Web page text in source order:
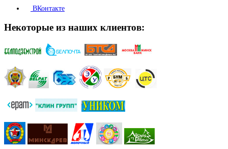
ВКонтакте
Некоторые из наших клиентов: